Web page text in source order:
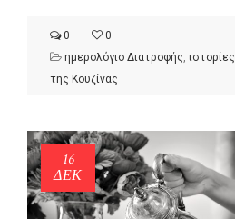
0
0
ημερολόγιο Διατροφής, ιστορίες
της Κουζίνας
16
ΔΕΚ